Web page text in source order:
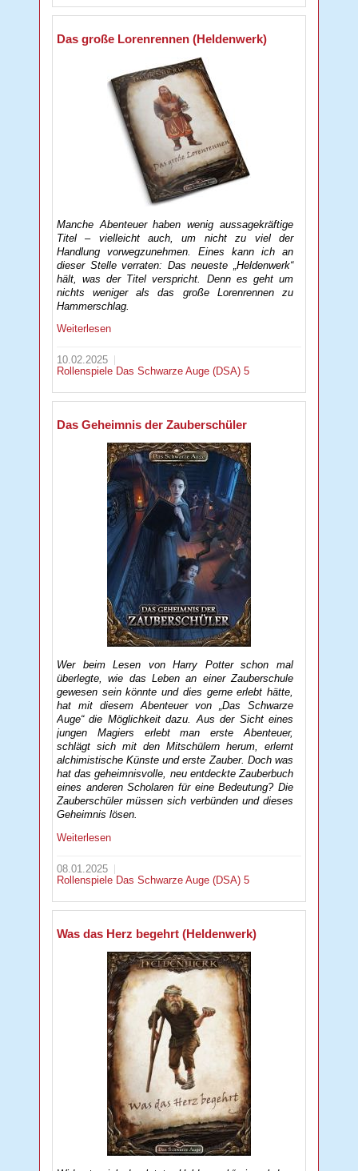
Das große Lorenrennen (Heldenwerk)
Manche Abenteuer haben wenig aussagekräftige
Titel – vielleicht auch, um nicht zu viel der
Handlung vorwegzunehmen. Eines kann ich an
dieser Stelle verraten: Das neueste „Heldenwerk“
hält, was der Titel verspricht. Denn es geht um
nichts weniger als das große Lorenrennen zu
Hammerschlag.
Weiterlesen
10.02.2025
Rollenspiele Das Schwarze Auge (DSA) 5
Das Geheimnis der Zauberschüler
Wer beim Lesen von Harry Potter schon mal
überlegte, wie das Leben an einer Zauberschule
gewesen sein könnte und dies gerne erlebt hätte,
hat mit diesem Abenteuer von „Das Schwarze
Auge“ die Möglichkeit dazu. Aus der Sicht eines
jungen Magiers erlebt man erste Abenteuer,
schlägt sich mit den Mitschülern herum, erlernt
alchimistische Künste und erste Zauber. Doch was
hat das geheimnisvolle, neu entdeckte Zauberbuch
eines anderen Scholaren für eine Bedeutung? Die
Zauberschüler müssen sich verbünden und dieses
Geheimnis lösen.
Weiterlesen
08.01.2025
Rollenspiele Das Schwarze Auge (DSA) 5
Was das Herz begehrt (Heldenwerk)